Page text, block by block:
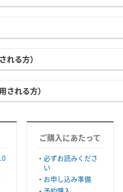
る方）
れる方）
ご購入にあたって
必ずお読みくださ
い
お申し込み準備